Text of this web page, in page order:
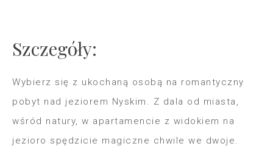
Szczegóły:
Wybierz się z ukochaną osobą na romantyczny
pobyt nad jeziorem Nyskim. Z dala od miasta,
wśród natury, w apartamencie z widokiem na
jezioro spędzicie magiczne chwile we dwoje.